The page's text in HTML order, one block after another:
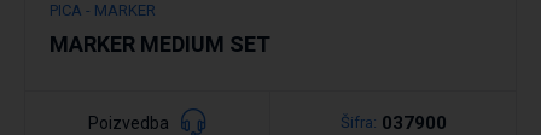
PICA - MARKER
MARKER MEDIUM SET
Poizvedba Šifra: 037900